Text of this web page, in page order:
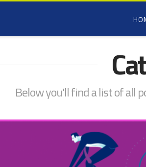
Below you'll find a list of all